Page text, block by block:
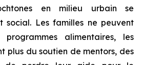
en milieu urbain se
social. Les familles ne peuvent
alimentaires, les
plus du soutien de mentors, des